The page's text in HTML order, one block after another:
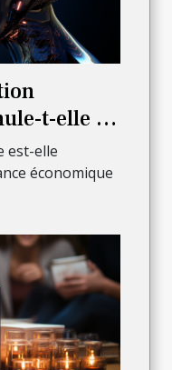
t-elle la
est-elle
économique